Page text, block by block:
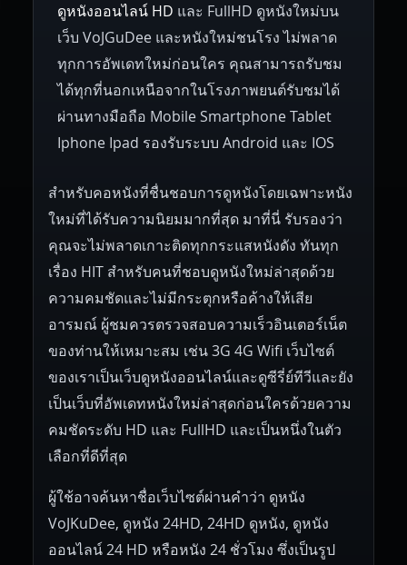
1945 1942 1941 1940 1939
1938 1937 1930 1928 1916
Hungary Denmark Bulgaria
Czech Republic Brazil Turkey
ดูหนังออนไลน์ HD และ FullHD ดูหนังใหม่บน
เว็บ VoJGuDee และหนังใหม่ชนโรง ไม่พลาด
ทุกการอัพเดทใหม่ก่อนใคร คุณสามารถรับชม
ได้ทุกที่นอกเหนือจากในโรงภาพยนต์รับชมได้
ผ่านทางมือถือ Mobile Smartphone Tablet
Iphone Ipad รองรับระบบ Android และ IOS
สำหรับคอหนังที่ชื่นชอบการดูหนังโดยเฉพาะหนัง
ใหม่ที่ได้รับความนิยมมากที่สุด มาที่นี่ รับรองว่า
คุณจะไม่พลาดเกาะติดทุกกระแสหนังดัง ทันทุก
เรื่อง HIT สำหรับคนที่ชอบดูหนังใหม่ล่าสุดด้วย
ความคมชัดและไม่มีกระตุกหรือค้างให้เสีย
อารมณ์ ผู้ชมควรตรวจสอบความเร็วอินเตอร์เน็ต
ของท่านให้เหมาะสม เช่น 3G 4G Wifi เว็บไซต์
ของเราเป็นเว็บดูหนังออนไลน์และดูซีรี่ย์ทีวีและยัง
เป็นเว็บที่อัพเดทหนังใหม่ล่าสุดก่อนใครด้วยความ
คมชัดระดับ HD และ FullHD และเป็นหนึ่งในตัว
เลือกที่ดีที่สุด
ผู้ใช้อาจค้นหาชื่อเว็บไซต์ผ่านคำว่า ดูหนัง
VoJKuDee, ดูหนัง 24HD, 24HD ดูหนัง, ดูหนัง
ออนไลน์ 24 HD หรือหนัง 24 ชั่วโมง ซึ่งเป็นรูป